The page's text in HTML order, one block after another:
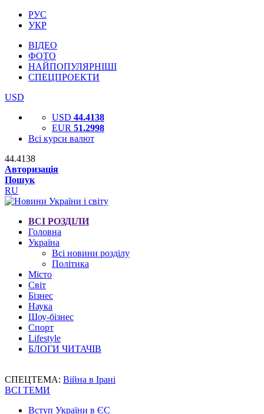
РУС
УКР
ВІДЕО
ФОТО
НАЙПОПУЛЯРНІШІ
СПЕЦПРОЕКТИ
USD
USD 44.4138
EUR 51.2998
Всі курси валют
44.4138
Авторизація
Пошук
RU
ВСІ РОЗДІЛИ
Головна
Україна
Всі новини розділу
Політика
Місто
Світ
Бізнес
Наука
Шоу-бізнес
Спорт
Lifestyle
БЛОГИ ЧИТАЧІВ
СПЕЦТЕМА: Війна в Ірані
ВСІ ТЕМИ
Вступ України в ЄС